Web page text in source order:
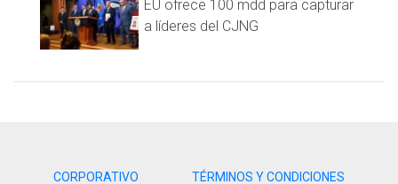
EU ofrece 100 mdd para capturar
a líderes del CJNG
CORPORATIVO TÉRMINOS Y CONDICIONES